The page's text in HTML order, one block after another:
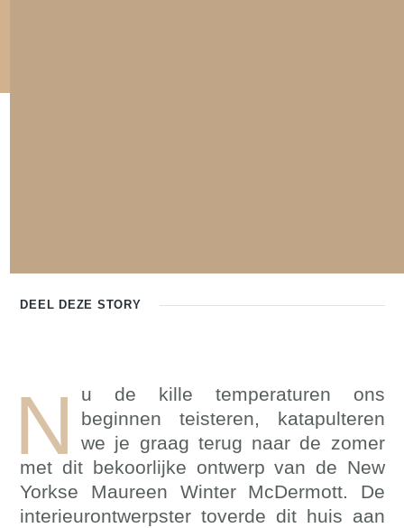
DEEL DEZE STORY
N
u de kille temperaturen ons
beginnen teisteren, katapulteren
we je graag terug naar de zomer
met dit bekoorlijke ontwerp van de New
Yorkse Maureen Winter McDermott. De
interieurontwerpster toverde dit huis aan